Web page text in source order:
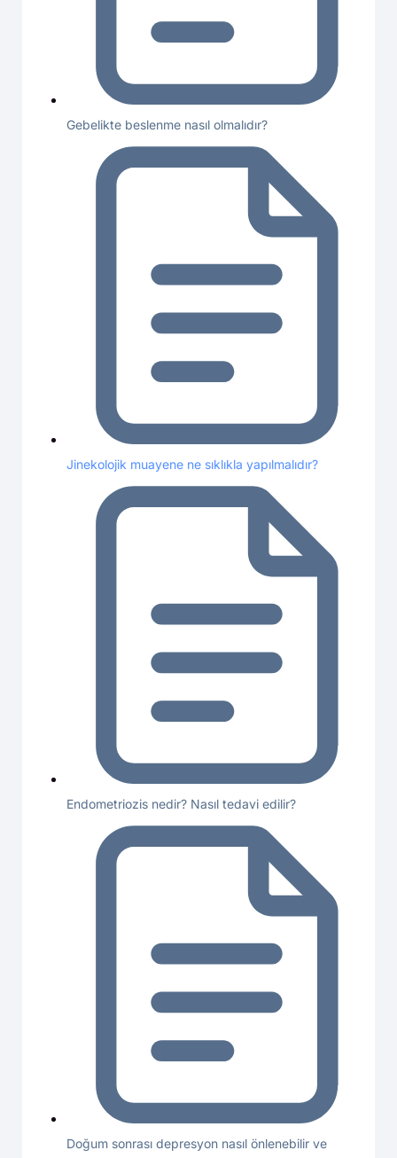
Gebelikte beslenme nasıl olmalıdır?
Jinekolojik muayene ne sıklıkla yapılmalıdır?
Endometriozis nedir? Nasıl tedavi edilir?
Doğum sonrası depresyon nasıl önlenebilir ve